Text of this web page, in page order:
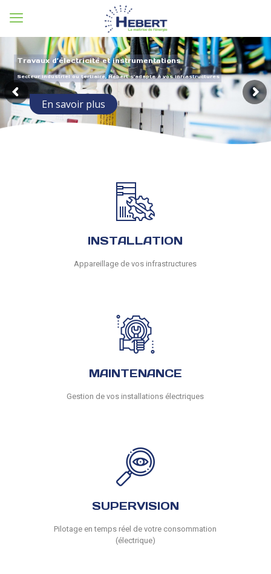
Travaux d’électricité et instrumentations
Secteur industriel ou tertiaire, Hébert s’adapte à vos infrastructures
En savoir plus
INSTALLATION
Appareillage de vos infrastructures
MAINTENANCE
Gestion de vos installations électriques
SUPERVISION
Pilotage en temps réel de votre consommation
(électrique)